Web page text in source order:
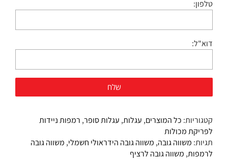
טלפון:
דוא"ל:
קטגוריות: כל המוצרים, עגלות, עגלות סופר, רמפות ניידות
לפריקת מכולות
תגיות: משווה גובה, משווה גובה הידראולי חשמלי, משווה גובה
לרמפות, משווה גובה לרציף